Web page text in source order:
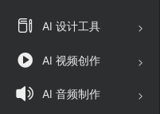
AI 设计工具
AI 视频创作
AI 音频制作